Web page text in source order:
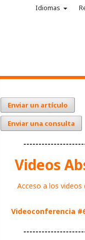
Idiomas
Enviar un artículo
Enviar una consulta
Videos
Acceso a los
Videoconferencia